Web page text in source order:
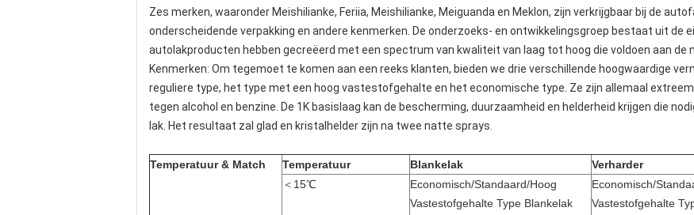
Zes merken, waaronder Meishilianke, Feriia, Meishilianke, Meiguanda en Meklon, zijn verkrijgbaar bij de
onderscheidende verpakking en andere kenmerken. De onderzoeks- en ontwikkelingsgroep bestaat uit de
autolakproducten hebben gecreëerd met een spectrum van kwaliteit van laag tot hoog die voldoen aan de
Kenmerken: Om tegemoet te komen aan een reeks klanten, bieden we drie verschillende hoogwaardige
reguliere type, het type met een hoog vastestofgehalte en het economische type. Ze zijn allemaal
tegen alcohol en benzine. De 1K basislaag kan de bescherming, duurzaamheid en helderheid krijgen die
lak. Het resultaat zal glad en kristalhelder zijn na twee natte sprays.
Temperatuur & Match Temperatuur Blankelak Verharder
＜15℃
Economisch/Standaard/Hoog
Vastestofgehalte Type Blankelak
Economisch/
Vastestofgehalte